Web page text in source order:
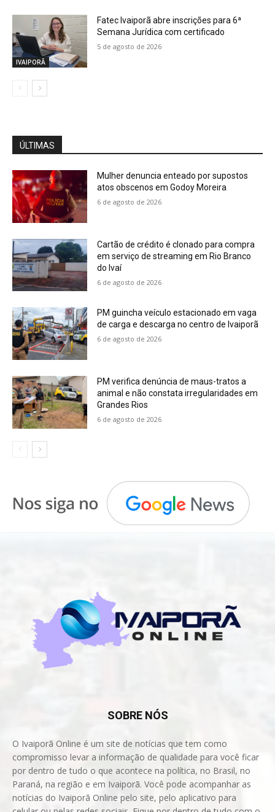
IVAIPORÃ
Fatec Ivaiporã abre inscrições para 6ª
Semana Jurídica com certificado
5 de agosto de 2026
ÚLTIMAS
Mulher denuncia enteado por supostos
atos obscenos em Godoy Moreira
6 de agosto de 2026
Cartão de crédito é clonado para compra
em serviço de streaming em Rio Branco
do Ivaí
6 de agosto de 2026
PM guincha veículo estacionado em vaga
de carga e descarga no centro de Ivaiporã
6 de agosto de 2026
PM verifica denúncia de maus-tratos a
animal e não constata irregularidades em
Grandes Rios
6 de agosto de 2026
SOBRE NÓS
O Ivaiporã Online é um site de notícias que tem como
compromisso levar a informação de qualidade para você ficar
por dentro de tudo o que acontece na política, no Brasil, no
Paraná, na região e em Ivaiporã. Você pode acompanhar as
notícias do Ivaiporã Online pelo site, pelo aplicativo para